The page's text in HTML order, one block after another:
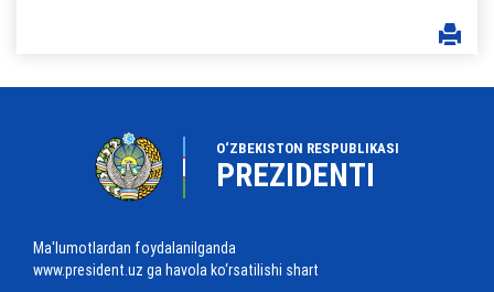
O‘ZBEKISTON RESPUBLIKASI
PREZIDENTI
Ma'lumotlardan foydalanilganda
www.president.uz ga havola ko‘rsatilishi shart